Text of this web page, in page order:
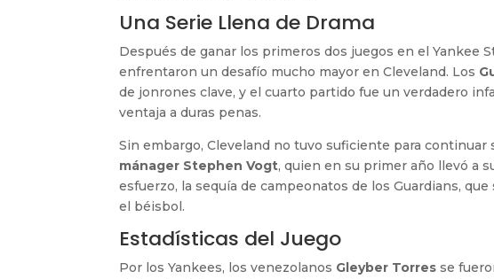
Una Serie Llena de Drama
Después de ganar los primeros dos juegos en el Yankee
enfrentaron un desafío mucho mayor en Cleveland. Los
de jonrones clave, y el cuarto partido fue un verdadero
ventaja a duras penas.
Sin embargo, Cleveland no tuvo suficiente para
mánager Stephen Vogt, quien en su primer año llevó a
esfuerzo, la sequía de campeonatos de los Guardians,
el béisbol.
Estadísticas del Juego
Por los Yankees, los venezolanos Gleyber Torres se